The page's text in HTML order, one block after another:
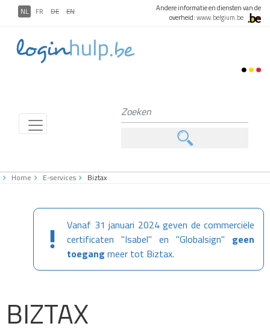
NL FR DE EN
Andere informatie en diensten van de
overheid:www.belgium.be
Home E-services Biztax
Vanaf 31 januari 2024 geven de commerciële
certificaten "Isabel" en "Globalsign" geen
toegang meer tot Biztax.
BIZTAX